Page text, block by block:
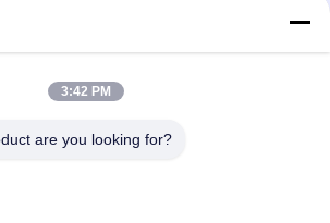
3:42 PM
are you looking for?